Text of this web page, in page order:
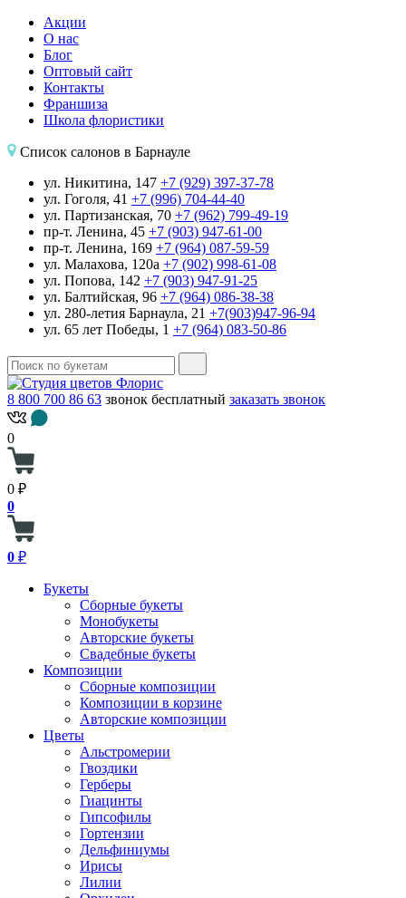
Акции
О нас
Блог
Оптовый сайт
Контакты
Франшиза
Школа флористики
Список салонов в Барнауле
ул. Никитина, 147 +7 (929) 397-37-78
ул. Гоголя, 41 +7 (996) 704-44-40
ул. Партизанская, 70 +7 (962) 799-49-19
пр-т. Ленина, 45 +7 (903) 947-61-00
пр-т. Ленина, 169 +7 (964) 087-59-59
ул. Малахова, 120а +7 (902) 998-61-08
ул. Попова, 142 +7 (903) 947-91-25
ул. Балтийская, 96 +7 (964) 086-38-38
ул. 280-летия Барнаула, 21 +7(903)947-96-94
ул. 65 лет Победы, 1 +7 (964) 083-50-86
8 800 700 86 63 звонок бесплатный заказать звонок
0
0 ₽
0
0 ₽
Букеты
Сборные букеты
Монобукеты
Авторские букеты
Свадебные букеты
Композиции
Сборные композиции
Композиции в корзине
Авторские композиции
Цветы
Альстромерии
Гвоздики
Герберы
Гиацинты
Гипсофилы
Гортензии
Дельфиниумы
Ирисы
Лилии